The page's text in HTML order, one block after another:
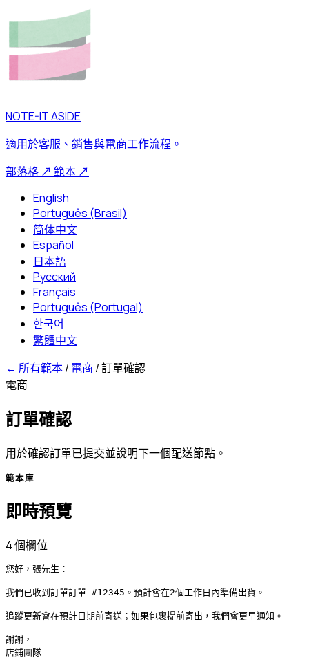
NOTE-IT ASIDE
適用於客服、銷售與電商工作流程。
部落格 ↗ 範本 ↗
English
Português (Brasil)
简体中文
Español
日本語
Русский
Français
Português (Portugal)
한국어
繁體中文
← 所有範本/電商 /訂單確認
電商
訂單確認
用於確認訂單已提交並說明下一個配送節點。
範本庫
即時預覽
4 個欄位
您好，張先生：
我們已收到訂單訂單 #12345。預計會在2個工作日內準備出貨。
追蹤更新會在預計日期前寄送；如果包裹提前寄出，我們會更早通知。
謝謝，
店鋪團隊